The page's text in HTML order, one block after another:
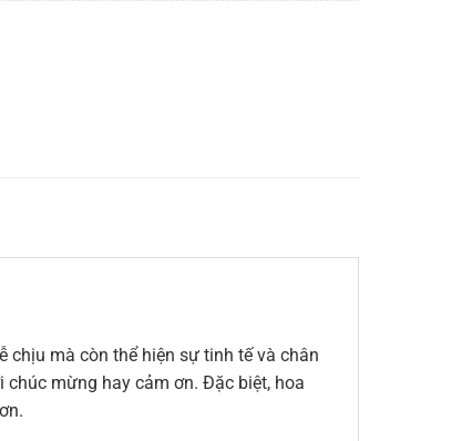
chịu mà còn thể hiện sự tinh tế và chân
mừng hay cảm ơn. Đặc biệt, hoa